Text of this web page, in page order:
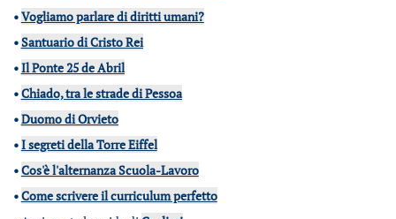
•Vogliamo parlare di diritti umani?
•Santuario di Cristo Rei
•Il Ponte 25 de Abril
•Chiado, tra le strade di Pessoa
•Duomo di Orvieto
•I segreti della Torre Eiffel
•Cos'è l'alternanza Scuola-Lavoro
•Come scrivere il curriculum perfetto